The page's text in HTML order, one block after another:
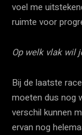
voel me
ruimte voor
Op welk vlak wil
Bij de laatste
moeten dus nog
verschil kunnen
ervan nog